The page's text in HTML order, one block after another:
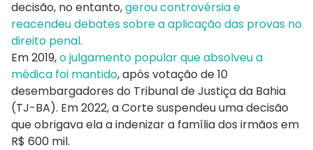
decisão, no entanto,gerou controvérsia e
reacendeu debates sobre a aplicação das provas no
direito penal.
Em 2019,o julgamento popular que absolveu a
médica foi mantido, após votação de 10
desembargadores do Tribunal de Justiça da Bahia
(TJ-BA). Em 2022, a Corte suspendeu uma decisão
que obrigava ela a indenizar a família dos irmãos em
R$ 600 mil.